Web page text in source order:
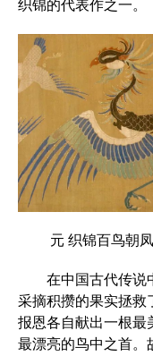
织锦的代表作之一。
元 织锦百鸟朝
在中国古代传说中
采摘积攒的果实拯救
报恩各自献出一根最
最漂亮的鸟中之首。